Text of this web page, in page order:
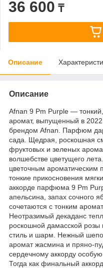
36 600 ₸
Описание
Описание
Afnan 9 Pm Purple —
аромат, выпущенный в
брендом Afnan. Парфюм
сада. Щедрая, роскошная
фруктовых и зеленых
волшебстве цветущего
цветочным ароматическим
тонкие прикосновения
аккорде парфюма 9 Pm
апельсина, запах сочного
сочетаются с тонким
Неотразимый декаданс
роскошной дамасской
стиль и шарм. Нежный
аромат жасмина и пряно-
сердечному аккорду особую
Тогда как финальный